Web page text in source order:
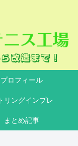
プロフィール
リングインプレ
まとめ記事